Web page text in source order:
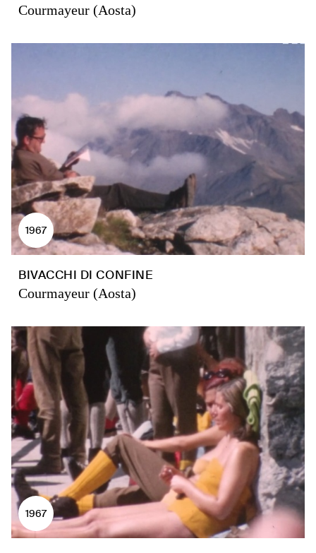
Courmayeur (Aosta)
1967
BIVACCHI DI CONFINE
Courmayeur (Aosta)
1967